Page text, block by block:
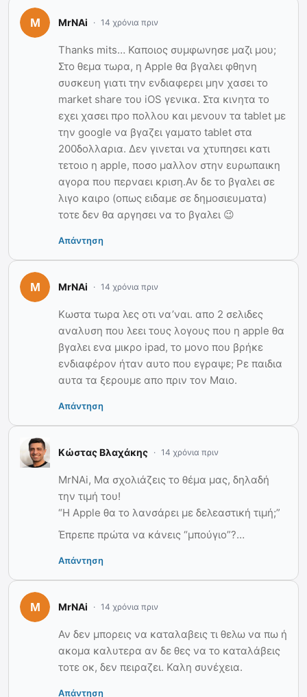
MrNAi 14 χρόνια πριν
Thanks mits… Καποιος συμφωνησε μαζι μου;
Στο θεμα τωρα, η Apple θα βγαλει φθηνη
συσκευη γιατι την ενδιαφερει μην χασει το
market share του iOS γενικα. Στα κινητα το
εχει χασει προ πολλου και μενουν τα tablet με
την google να βγαζει γαματο tablet στα
200δολλαρια. Δεν γινεται να χτυπησει κατι
τετοιο η apple, ποσο μαλλον στην ευρωπαικη
αγορα που περναει κριση.Αν δε το βγαλει σε
λιγο καιρο (οπως ειδαμε σε δημοσιευματα)
τοτε δεν θα αργησει να το βγαλει 😉
Απάντηση
MrNAi 14 χρόνια πριν
Κωστα τωρα λες οτι να’ναι. απο 2 σελιδες
αναλυση που λεει τους λογους που η apple θα
βγαλει ενα μικρο ipad, το μονο που βρήκε
ενδιαφέρον ήταν αυτο που εγραψε; Ρε παιδια
αυτα τα ξερουμε απο πριν τον Μαιο.
Απάντηση
Κώστας Βλαχάκης 14 χρόνια πριν
MrNAi, Μα σχολιάζεις το θέμα μας, δηλαδή
την τιμή του!
“Η Apple θα το λανσάρει με δελεαστική τιμή;”
Έπρεπε πρώτα να κάνεις “μπούγιο”?…
Απάντηση
MrNAi 14 χρόνια πριν
Αν δεν μπορεις να καταλαβεις τι θελω να πω ή
ακομα καλυτερα αν δε θες να το καταλάβεις
τοτε οκ, δεν πειραζει. Καλη συνέχεια.
Απάντηση